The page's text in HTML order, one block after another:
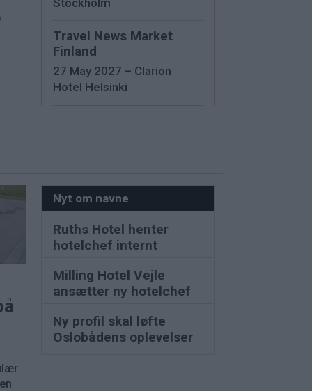
Travel News Market
Finland
27 May 2027 – Clarion
Hotel Helsinki
Nyt om navne
Ruths Hotel henter
hotelchef internt
Milling Hotel Vejle
ansætter ny hotelchef
Ny profil skal løfte
Oslobådens oplevelser